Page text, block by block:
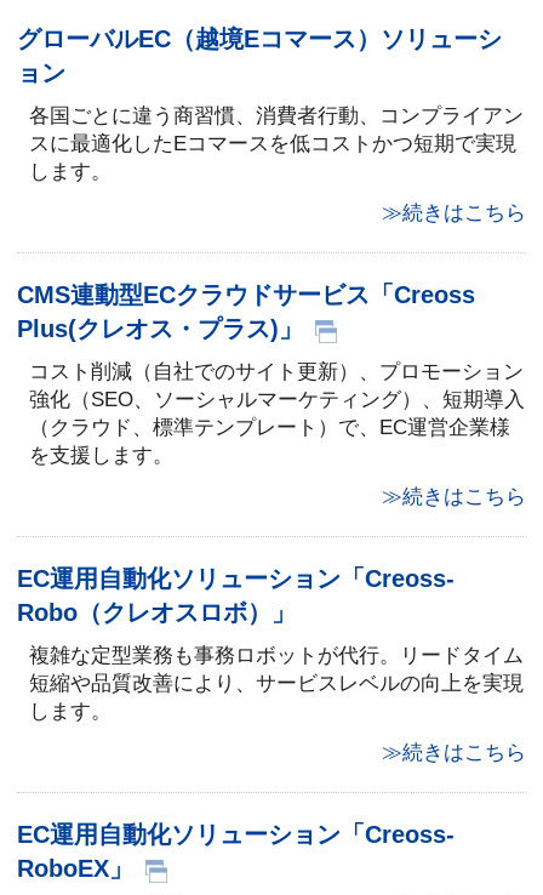
グローバルEC（越境Eコマース）ソリューシ
ョン
各国ごとに違う商習慣、消費者行動、コンプライアン
スに最適化したEコマースを低コストかつ短期で実現
します。
≫続きはこちら
CMS連動型ECクラウドサービス「Creoss
Plus(クレオス・プラス)」
コスト削減（自社でのサイト更新）、プロモーション
強化（SEO、ソーシャルマーケティング）、短期導入
（クラウド、標準テンプレート）で、EC運営企業様
を支援します。
≫続きはこちら
EC運用自動化ソリューション「Creoss-
Robo（クレオスロボ）」
複雑な定型業務も事務ロボットが代行。リードタイム
短縮や品質改善により、サービスレベルの向上を実現
します。
≫続きはこちら
EC運用自動化ソリューション「Creoss-
RoboEX」